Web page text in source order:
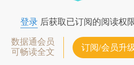
登录后获取已订阅的阅读权
数据通会员
可畅读全文
订阅/会员升